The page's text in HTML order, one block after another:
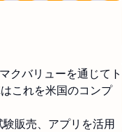
クバリューを通じてト
これを米国のコンプ
販売、アプリを活用